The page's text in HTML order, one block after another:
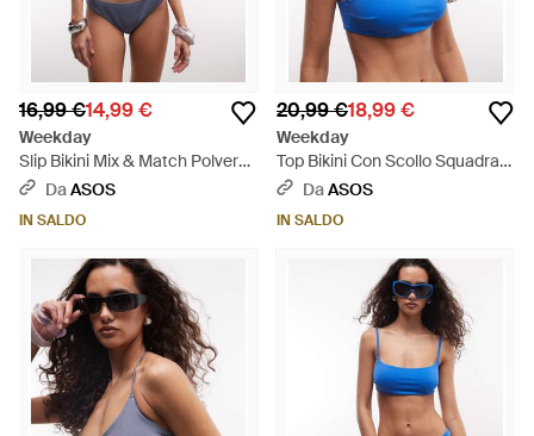
16,99 €14,99 €
Weekday
Slip Bikini Mix & Match Polvere
- BluDaASOS
IN SALDO
20,99 €18,99 €
Weekday
Top Bikini Con Scollo Squadrato
- BluDaASOS
IN SALDO